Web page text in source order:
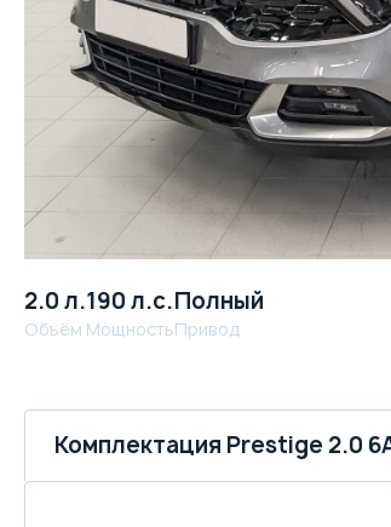
2.0 л.
Объём
190 л.с.
Мощность
Полный
Привод
Комплектация Prestige 2.0